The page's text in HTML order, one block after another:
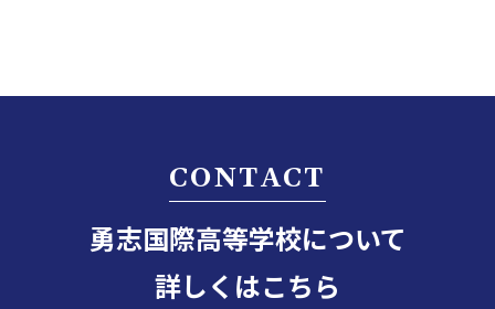
CONTACT
勇志国際高等学校について
詳しくはこちら